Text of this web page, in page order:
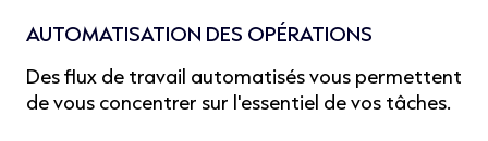
AUTOMATISATION DES OPÉRATIONS
Des flux de travail automatisés vous permettent
de vous concentrer sur l'essentiel de vos tâches.